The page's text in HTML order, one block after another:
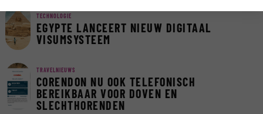
TECHNOLOGIE
EGYPTE LANCEERT NIEUW DIGITAAL
VISUMSYSTEEM
TRAVELNIEUWS
CORENDON NU OOK TELEFONISCH
BEREIKBAAR VOOR DOVEN EN
SLECHTHORENDEN